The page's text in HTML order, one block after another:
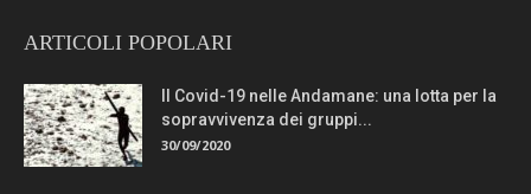
ARTICOLI POPOLARI
Il Covid-19 nelle Andamane: una lotta per la
sopravvivenza dei gruppi...
30/09/2020